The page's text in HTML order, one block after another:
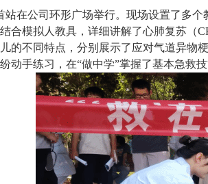
站在公司环形广场举行。现场设置了多
合模拟人教具，详细讲解了心肺复苏（
的不同特点，分别展示了应对气道异物
动手练习，在“做中学”掌握了基本急救技